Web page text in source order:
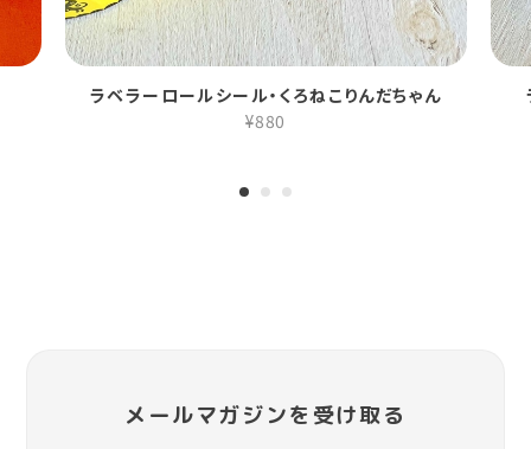
ラベラーロールシール・くろねこりんだちゃん
¥880
メールマガジンを受け取る